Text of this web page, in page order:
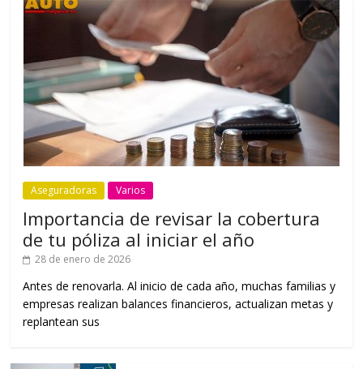
Aseguradoras Varios
Importancia de revisar la cobertura
de tu póliza al iniciar el año
28 de enero de 2026
Antes de renovarla. Al inicio de cada año, muchas familias y
empresas realizan balances financieros, actualizan metas y
replantean sus